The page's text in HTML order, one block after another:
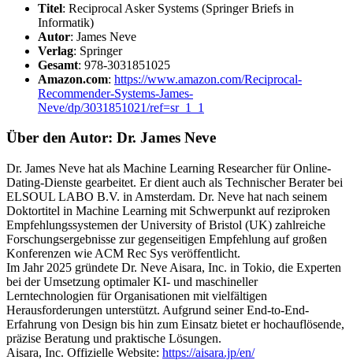
Titel: Reciprocal Asker Systems (Springer Briefs in
Informatik)
Autor: James Neve
Verlag: Springer
Gesamt: 978-3031851025
Amazon.com: https://www.amazon.com/Reciprocal-
Recommender-Systems-James-
Neve/dp/3031851021/ref=sr_1_1
Über den Autor: Dr. James Neve
Dr. James Neve hat als Machine Learning Researcher für Online-
Dating-Dienste gearbeitet. Er dient auch als Technischer Berater bei
ELSOUL LABO B.V. in Amsterdam. Dr. Neve hat nach seinem
Doktortitel in Machine Learning mit Schwerpunkt auf reziproken
Empfehlungssystemen der University of Bristol (UK) zahlreiche
Forschungsergebnisse zur gegenseitigen Empfehlung auf großen
Konferenzen wie ACM Rec Sys veröffentlicht.
Im Jahr 2025 gründete Dr. Neve Aisara, Inc. in Tokio, die Experten
bei der Umsetzung optimaler KI- und maschineller
Lerntechnologien für Organisationen mit vielfältigen
Herausforderungen unterstützt. Aufgrund seiner End-to-End-
Erfahrung von Design bis hin zum Einsatz bietet er hochauflösende,
präzise Beratung und praktische Lösungen.
Aisara, Inc. Offizielle Website: https://aisara.jp/en/